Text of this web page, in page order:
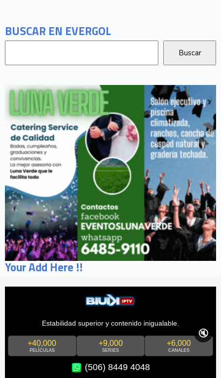
BUSCAR EN EVERGOL
Your Add Here !!
Estabilidad superior y contenido inigualable.
+40,000
PELÍCULAS
+9,000
SERIES
+6,000
CANALES
(506) 8449 4048
🔇